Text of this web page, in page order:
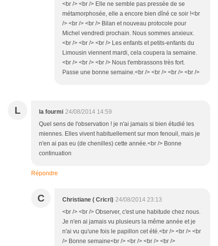
<br /> <br /> Elle ne semble pas pressée de se
métamorphosée, elle a encore bien dîné ce soir !<br
/> <br /> <br /> Bilan et nouveau protocole pour
Michel vendredi prochain. Nous sommes anxieux.
<br /> <br /> <br /> Les enfants et petits-enfants du
Limousin viennent mardi, cela coupera la semaine.
<br /> <br /> <br /> Nous t'embrassons très fort.
Passe une bonne semaine.<br /> <br /> <br /> <br />
L la fourmi 24/08/2014 14:59
Quel sens de l'observation ! je n'ai jamais si bien étudié les
miennes. Elles vivent habituellement sur mon fenouil, mais je
n'en ai pas eu (de chenilles) cette année.<br /> Bonne
continuation
Répondre
C Christiane ( Cricri) 24/08/2014 23:13
<br /> <br /> Observer, c'est une habitude chez nous.
Je n'en ai jamais vu plusieurs la même année et je
n'ai vu qu'une fois le papillon cet été.<br /> <br /> <br
/> Bonne semaine<br /> <br /> <br /> <br />